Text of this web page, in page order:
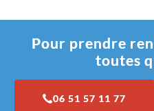
Pour prendre
toutes
06 51 57 11 77